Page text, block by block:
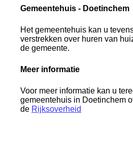
Gemeentehuis - Doetinchem
Het gemeentehuis kan u
verstrekken over huren van
de gemeente.
Meer informatie
Voor meer informatie kan u
gemeentehuis in Doetinchem
de Rijksoverheid